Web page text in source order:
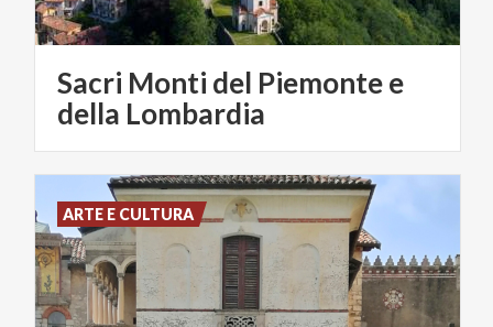
Sacri Monti del Piemonte e
della Lombardia
ARTE E CULTURA